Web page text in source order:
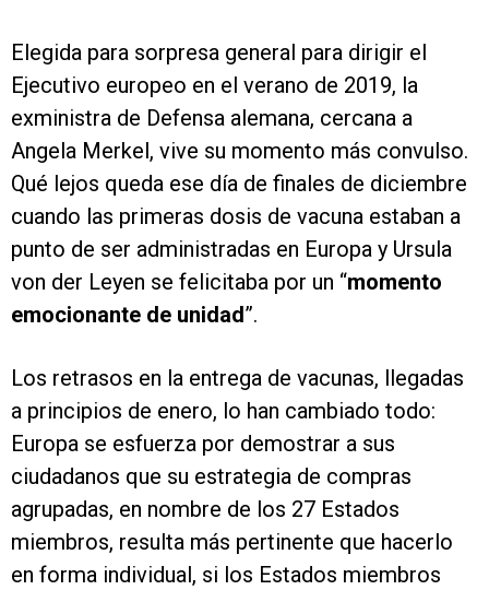
Elegida para sorpresa general para dirigir el
Ejecutivo europeo en el verano de 2019, la
exministra de Defensa alemana, cercana a
Angela Merkel, vive su momento más convulso.
Qué lejos queda ese día de finales de diciembre
cuando las primeras dosis de vacuna estaban a
punto de ser administradas en Europa y Ursula
von der Leyen se felicitaba por un “momento
emocionante de unidad”.
Los retrasos en la entrega de vacunas, llegadas
a principios de enero, lo han cambiado todo:
Europa se esfuerza por demostrar a sus
ciudadanos que su estrategia de compras
agrupadas, en nombre de los 27 Estados
miembros, resulta más pertinente que hacerlo
en forma individual, si los Estados miembros